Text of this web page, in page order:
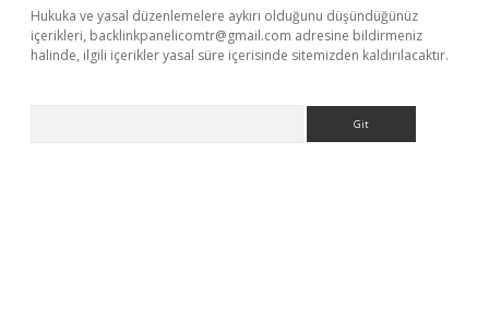
Hukuka ve yasal düzenlemelere aykırı olduğunu düşündüğünüz
içerikleri, backlinkpanelicomtr@gmail.com adresine bildirmeniz
halinde, ilgili içerikler yasal süre içerisinde sitemizden kaldırılacaktır.